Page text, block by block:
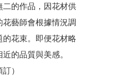
二的作品，因花材供
藝師會根據情況調
花束。即便花材略
的品質與美感。
）